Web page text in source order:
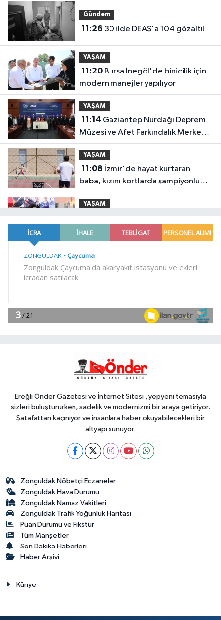
Gündem
11:26 30 ilde DEAŞ'a 104 gözaltı!
YAŞAM
11:20Bursa İnegöl'de binicilik için
modern manejler yapılıyor
YAŞAM
11:14
Müzesi ve Afet Farkındalık Merkezi
için iş birliği
YAŞAM
11:08
baba, kızını kortlarda şampiyonluğa
hazırlıyor
YAŞAM
hava' keyif
10:57MHP'li Feti Yıldız'dan
10:47
Bilgehaneler'de eğlenceli yaz
Ereğli Önder Gazetesi ve İnternet Sitesi , yepyeni temasıyla
sizleri buluştururken, sadelik ve modernizmi bir araya getiriyor.
Şatafattan kaçınıyor ve insanlara haber okuyabilecekleri bir
altyapı sunuyor.
Zonguldak Nöbetçi Eczaneler
Zonguldak Hava Durumu
Zonguldak Namaz Vakitleri
Zonguldak Trafik Yoğunluk Haritası
Puan Durumu ve Fikstür
Tüm Manşetler
Son Dakika Haberleri
Haber Arşivi
Künye